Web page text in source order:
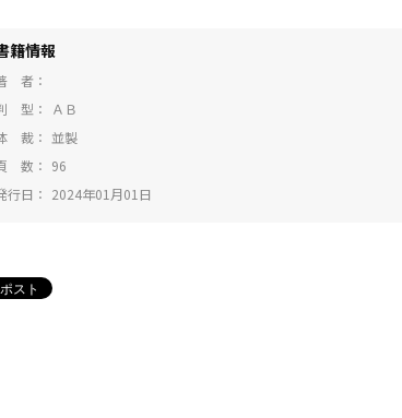
籍情報
者
型
ＡＢ
裁
並製
数
96
行日
2024年01月01日